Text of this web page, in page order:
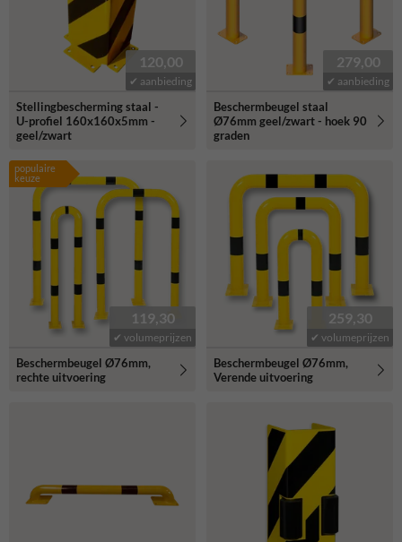
120,00
✔ aanbieding
Stellingbescherming staal -
U-profiel 160x160x5mm -
geel/zwart
279,00
✔ aanbieding
Beschermbeugel staal
Ø76mm geel/zwart - hoek 90
graden
populaire
keuze
119,30
✔ volumeprijzen
Beschermbeugel Ø76mm,
rechte uitvoering
259,30
✔ volumeprijzen
Beschermbeugel Ø76mm,
Verende uitvoering